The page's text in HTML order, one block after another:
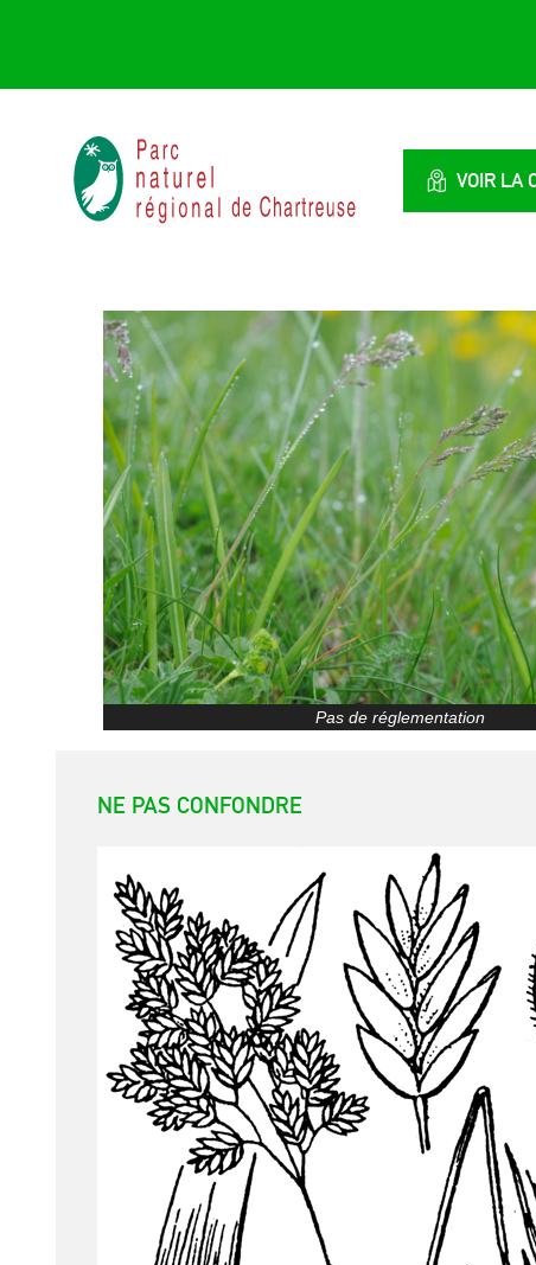
Parc
naturel
régional
Savoie
Isère,
Rhône
Alpes,
France
VOIR LA
Pas de réglementation
NE PAS CONFONDRE